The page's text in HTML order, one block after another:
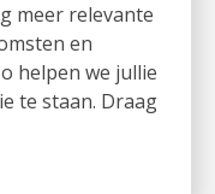
meer relevante
en
helpen we jullie
te staan. Draag